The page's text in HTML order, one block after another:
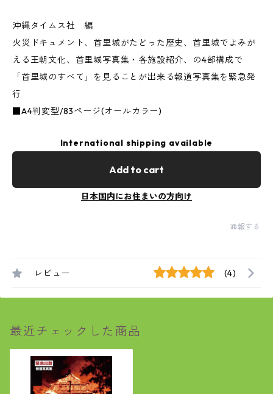
沖縄タイムス社 編
火災ドキュメント、首里城がたどった歴史、首里城でよみが
える王朝文化、首里城写真集・各施設紹介、の4部構成で
「首里城のすべて」を見ることが出来る報道写真集を緊急発
行
■A4判変型/83ページ(オールカラー)
International shipping available
Add to cart
日本国内にお住まいの方向け
通報する
レビュー (4)
最近チェックした商品